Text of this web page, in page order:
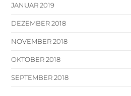
JANUAR 2019
DEZEMBER 2018
NOVEMBER 2018
OKTOBER 2018
SEPTEMBER 2018